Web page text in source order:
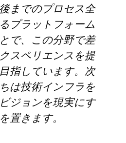
までのプロセス全
プラットフォーム
で、この分野で差
スペリエンスを提
指しています。次
は技術インフラを
ジョンを現実にす
置きます。